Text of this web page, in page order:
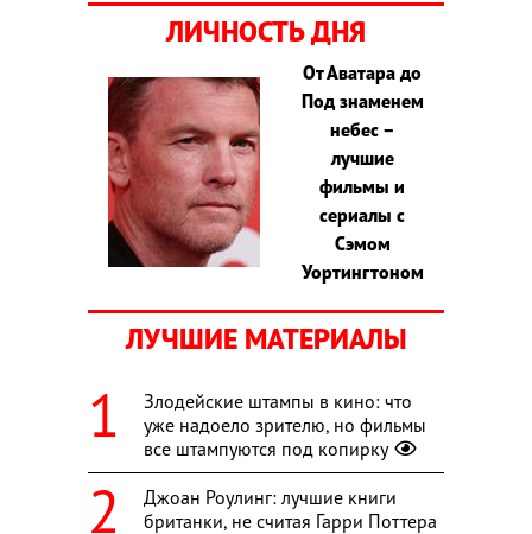
ЛИЧНОСТЬ ДНЯ
От Аватара до
Под знаменем
небес –
лучшие
фильмы и
сериалы с
Сэмом
Уортингтоном
ЛУЧШИЕ МАТЕРИАЛЫ
Злодейские штампы в кино: что
уже надоело зрителю, но фильмы
все штампуются под копирку
Джоан Роулинг: лучшие книги
британки, не считая Гарри Поттера